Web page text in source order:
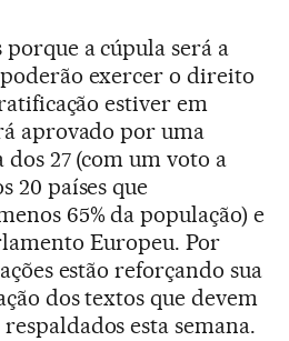
a cúpula será a
exercer o direito
estiver em
aprovado por uma
27 (com um voto a
20 países que
65% da população) e
Europeu. Por
estão reforçando sua
dos textos que devem
esta semana.